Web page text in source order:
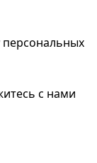
персональных
с нами